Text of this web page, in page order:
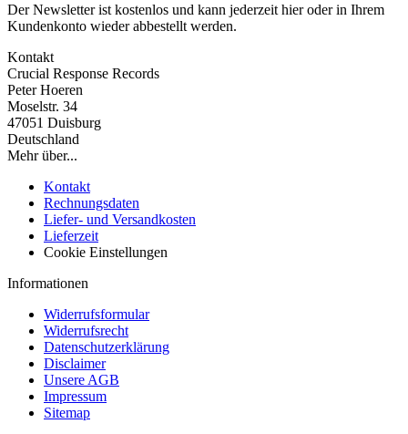
Der Newsletter ist kostenlos und kann jederzeit hier oder in Ihrem
Kundenkonto wieder abbestellt werden.
Kontakt
Crucial Response Records
Peter Hoeren
Moselstr. 34
47051 Duisburg
Deutschland
Mehr über...
Kontakt
Rechnungsdaten
Liefer- und Versandkosten
Lieferzeit
Cookie Einstellungen
Informationen
Widerrufsformular
Widerrufsrecht
Datenschutzerklärung
Disclaimer
Unsere AGB
Impressum
Sitemap